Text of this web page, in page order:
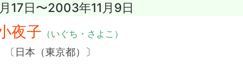
17日〜2003年11月9日
夜子 （いぐち・さよこ）
〔日本（東京都）〕